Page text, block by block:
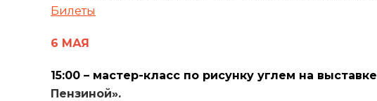
Билеты
6 МАЯ
15:00 – мастер-класс по рисунку углем на выставке
Пензиной».